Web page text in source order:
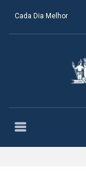
Cada Dia Melhor